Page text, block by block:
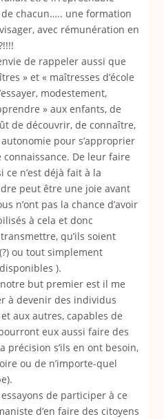
chacun….. une formation
avec rémunération en
de rappeler aussi que
» et « maîtresses d’école
modestement,
» aux enfants, de
de découvrir, de connaître,
pour s’approprier
De leur faire
n’est déjà fait à la
peut être une joie avant
n’ont pas la chance d’avoir
à cela et donc
qu’ils soient
ou tout simplement
).
but premier est il me
à devenir des individus
aux autres, capables de
eux aussi faire des
précision s’ils en ont besoin,
ou de n’importe-quel
de participer à ce
d’en faire des citoyens